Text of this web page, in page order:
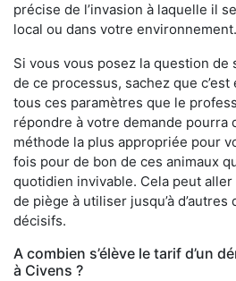
précise de l’invasion à laquelle il
local ou dans votre environnement.
Si vous vous posez la question de
de ce processus, sachez que
tous ces paramètres que le
répondre à votre demande pourra
méthode la plus appropriée pour
fois pour de bon de ces animaux
quotidien invivable. Cela peut aller
de piège à utiliser jusqu’à
décisifs.
A combien s’élève le tarif d’un
à Civens ?